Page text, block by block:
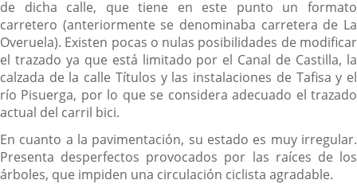
de dicha calle, que tiene en este punto un formato
carretero (anteriormente se denominaba carretera de La
Overuela). Existen pocas o nulas posibilidades de modificar
el trazado ya que está limitado por el Canal de Castilla, la
calzada de la calle Títulos y las instalaciones de Tafisa y el
río Pisuerga, por lo que se considera adecuado el trazado
actual del carril bici.
En cuanto a la pavimentación, su estado es muy irregular.
Presenta desperfectos provocados por las raíces de los
árboles, que impiden una circulación ciclista agradable.